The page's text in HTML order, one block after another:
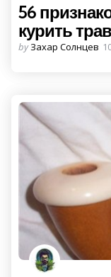
56
курить
Posted
by Захар Солнцев